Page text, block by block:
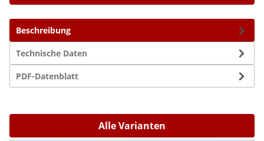
Beschreibung
Technische Daten
PDF-Datenblatt
Alle Varianten